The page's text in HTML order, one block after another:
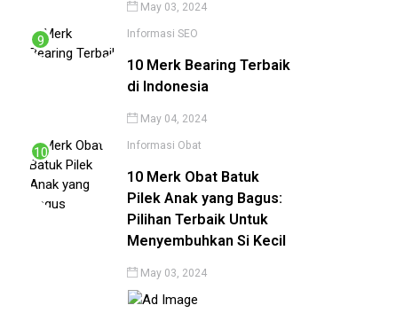
May 03, 2024
Informasi SEO
10 Merk Bearing Terbaik
di Indonesia
May 04, 2024
Informasi Obat
10 Merk Obat Batuk
Pilek Anak yang Bagus:
Pilihan Terbaik Untuk
Menyembuhkan Si Kecil
May 03, 2024